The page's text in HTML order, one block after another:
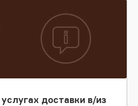
доставки в/из